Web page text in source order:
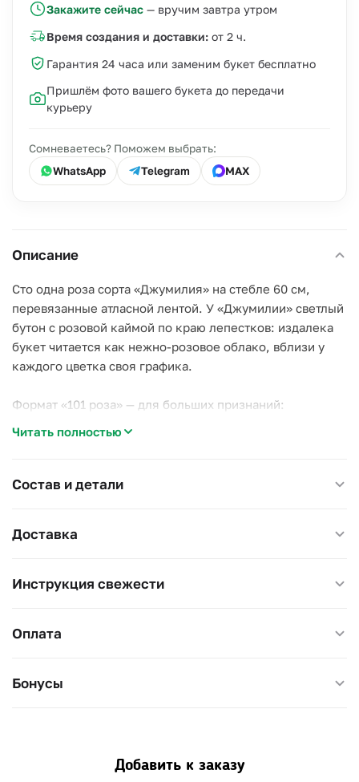
Закажите сейчас — вручим завтра утром
Время создания и доставки: от 2 ч.
Гарантия 24 часа или заменим букет бесплатно
Пришлём фото вашего букета до передачи
курьеру
Сомневаетесь? Поможем выбрать:
WhatsApp
Telegram MAX
Описание
Сто одна роза сорта «Джумилия» на стебле 60 см,
перевязанные атласной лентой. У «Джумилии» светлый
бутон с розовой каймой по краю лепестков: издалека
букет читается как нежно-розовое облако, вблизи у
каждого цветка своя графика.
Формат «101 роза» — для больших признаний:
Читать полностью
Состав и детали
Доставка
Инструкция свежести
Оплата
Бонусы
Добавить к заказу